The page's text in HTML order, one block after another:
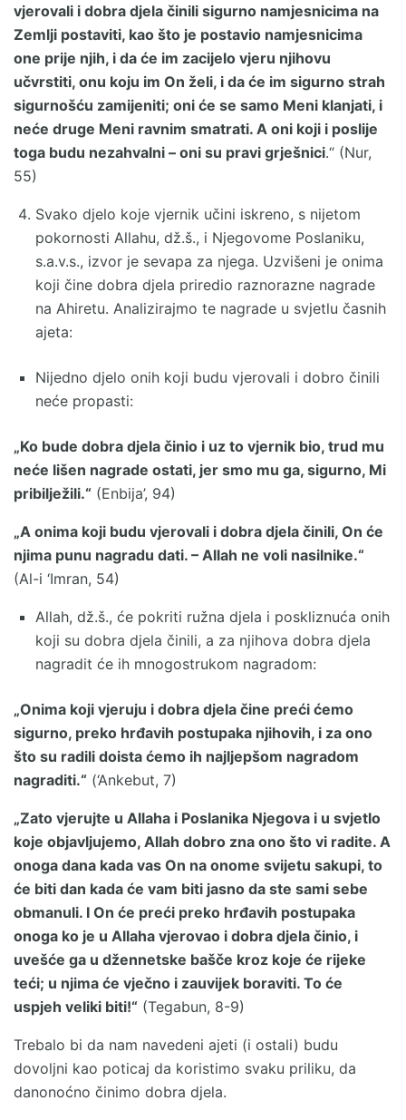
vjerovali i dobra djela činili sigurno namjesnicima na
Zemlji postaviti, kao što je postavio namjesnicima
one prije njih, i da će im zacijelo vjeru njihovu
učvrstiti, onu koju im On želi, i da će im sigurno strah
sigurnošću zamijeniti; oni će se samo Meni klanjati, i
neće druge Meni ravnim smatrati. A oni koji i poslije
toga budu nezahvalni – oni su pravi grješnici.“ (Nur,
55)
Svako djelo koje vjernik učini iskreno, s nijetom
pokornosti Allahu, dž.š., i Njegovome Poslaniku,
s.a.v.s., izvor je sevapa za njega. Uzvišeni je onima
koji čine dobra djela priredio raznorazne nagrade
na Ahiretu. Analizirajmo te nagrade u svjetlu časnih
ajeta:
Nijedno djelo onih koji budu vjerovali i dobro činili
neće propasti:
„Ko bude dobra djela činio i uz to vjernik bio, trud mu
neće lišen nagrade ostati, jer smo mu ga, sigurno, Mi
pribilježili.“ (Enbija’, 94)
„A onima koji budu vjerovali i dobra djela činili, On će
njima punu nagradu dati. – Allah ne voli nasilnike.“
(Al-i ‘Imran, 54)
Allah, dž.š., će pokriti ružna djela i poskliznuća onih
koji su dobra djela činili, a za njihova dobra djela
nagradit će ih mnogostrukom nagradom:
„Onima koji vjeruju i dobra djela čine preći ćemo
sigurno, preko hrđavih postupaka njihovih, i za ono
što su radili doista ćemo ih najljepšom nagradom
nagraditi.“ (‘Ankebut, 7)
„Zato vjerujte u Allaha i Poslanika Njegova i u svjetlo
koje objavljujemo, Allah dobro zna ono što vi radite. A
onoga dana kada vas On na onome svijetu sakupi, to
će biti dan kada će vam biti jasno da ste sami sebe
obmanuli. I On će preći preko hrđavih postupaka
onoga ko je u Allaha vjerovao i dobra djela činio, i
uvešće ga u džennetske bašče kroz koje će rijeke
teći; u njima će vječno i zauvijek boraviti. To će
uspjeh veliki biti!“ (Tegabun, 8-9)
Trebalo bi da nam navedeni ajeti (i ostali) budu
dovoljni kao poticaj da koristimo svaku priliku, da
danonoćno činimo dobra djela.